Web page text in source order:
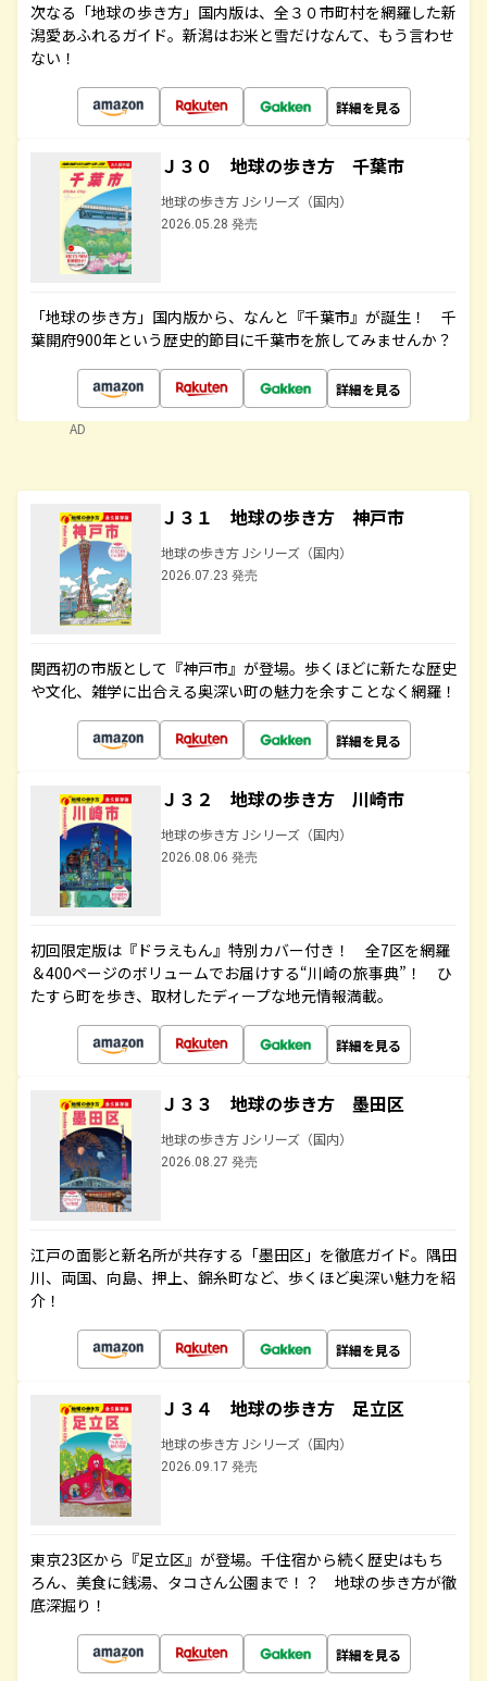
次なる「地球の歩き方」国内版は、全３０市町村を網羅した新
潟愛あふれるガイド。新潟はお米と雪だけなんて、もう言わせ
ない！
詳細を見る
Ｊ３０ 地球の歩き方 千葉市
地球の歩き方 Jシリーズ（国内）
2026.05.28 発売
「地球の歩き方」国内版から、なんと『千葉市』が誕生！ 千
葉開府900年という歴史的節目に千葉市を旅してみませんか？
詳細を見る
AD
Ｊ３１ 地球の歩き方 神戸市
地球の歩き方 Jシリーズ（国内）
2026.07.23 発売
関西初の市版として『神戸市』が登場。歩くほどに新たな歴史
や文化、雑学に出合える奥深い町の魅力を余すことなく網羅！
詳細を見る
Ｊ３２ 地球の歩き方 川崎市
地球の歩き方 Jシリーズ（国内）
2026.08.06 発売
初回限定版は『ドラえもん』特別カバー付き！ 全7区を網羅
＆400ページのボリュームでお届けする“川崎の旅事典”！ ひ
たすら町を歩き、取材したディープな地元情報満載。
詳細を見る
Ｊ３３ 地球の歩き方 墨田区
地球の歩き方 Jシリーズ（国内）
2026.08.27 発売
江戸の面影と新名所が共存する「墨田区」を徹底ガイド。隅田
川、両国、向島、押上、錦糸町など、歩くほど奥深い魅力を紹
介！
詳細を見る
Ｊ３４ 地球の歩き方 足立区
地球の歩き方 Jシリーズ（国内）
2026.09.17 発売
東京23区から『足立区』が登場。千住宿から続く歴史はもち
ろん、美食に銭湯、タコさん公園まで！？ 地球の歩き方が徹
底深掘り！
詳細を見る